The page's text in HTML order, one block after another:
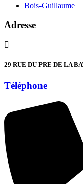
Bois-Guillaume
Adresse
29 RUE DU PRE DE LA
Téléphone